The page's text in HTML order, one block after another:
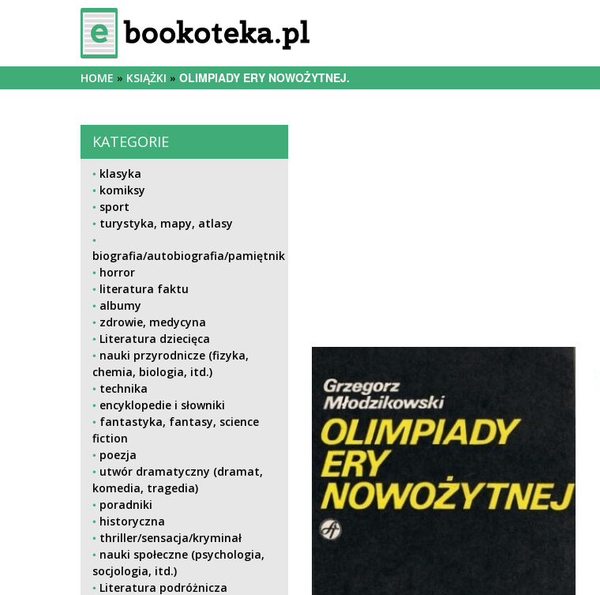
HOME KSIĄŻKI OLIMPIADY ERY NOWOŻYTNEJ.
KATEGORIE
klasyka
komiksy
sport
turystyka, mapy, atlasy
biografia/autobiografia/pamiętnik
horror
literatura faktu
albumy
zdrowie, medycyna
Literatura dziecięca
nauki przyrodnicze (fizyka,
chemia, biologia, itd.)
technika
encyklopedie i słowniki
fantastyka, fantasy, science
fiction
poezja
utwór dramatyczny (dramat,
komedia, tragedia)
poradniki
historyczna
thriller/sensacja/kryminał
nauki społeczne (psychologia,
socjologia, itd.)
Literatura podróżnicza